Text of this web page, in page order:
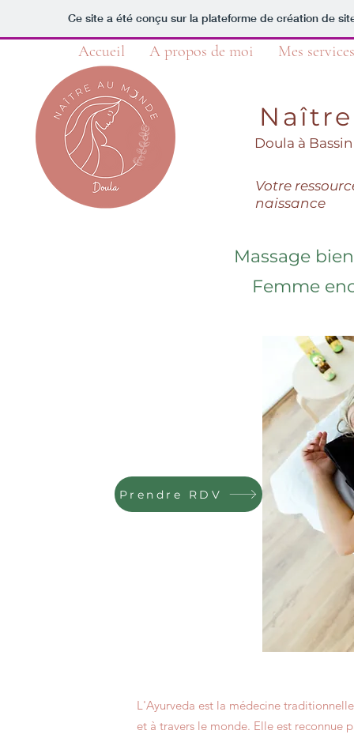
Ce site a été conçu sur la plateforme de création de
Accueil A propos de moi Mes services
N
Doula à Bas
Votre
naissance
Massage
Femme
Prendre RDV
L'Ayurveda est la médecine
et à travers le monde. Elle est reconnue